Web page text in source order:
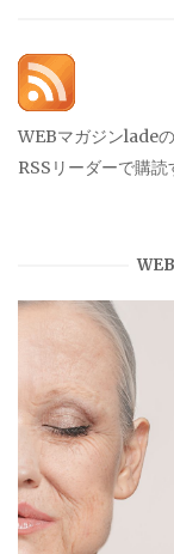
WEBマガジンlade
RSSリーダーで購読